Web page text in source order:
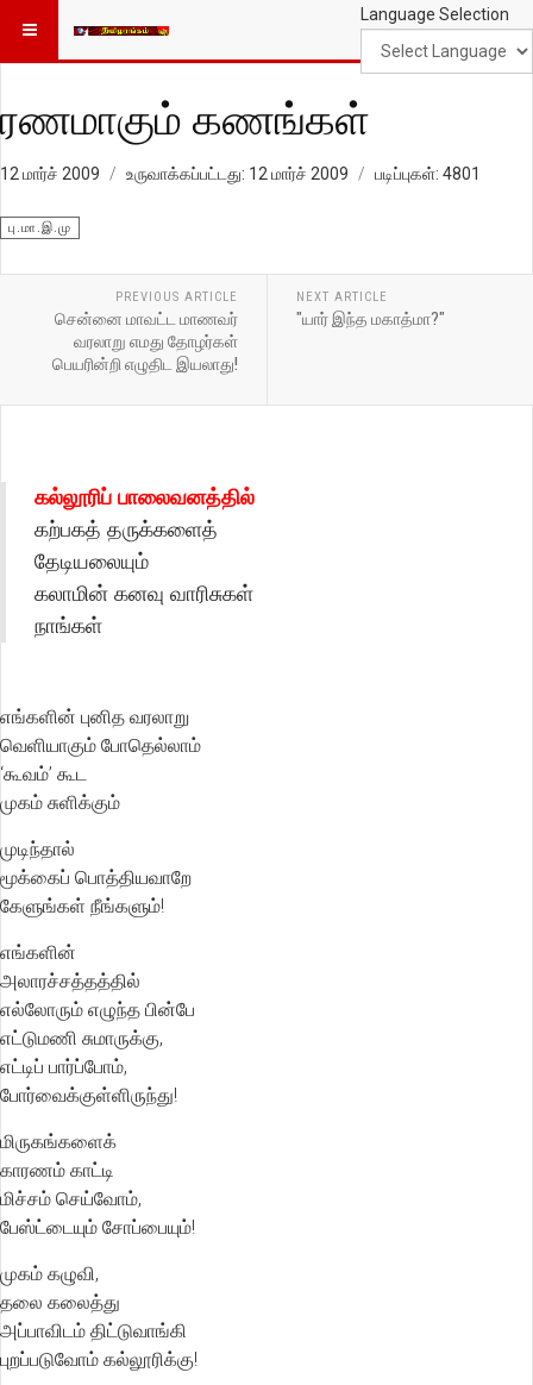
Language Selection
ரணமாகும் கணங்கள்
12 மார்ச் 2009 உருவாக்கப்பட்டது: 12 மார்ச் 2009 படிப்புகள்: 4801
பு.மா.இ.மு
PREVIOUS ARTICLE
சென்னை மாவட்ட மாணவர்
வரலாறு எமது தோழர்கள்
பெயரின்றி எழுதிட இயலாது!
NEXT ARTICLE
"யார் இந்த மகாத்மா?"
கல்லூரிப் பாலைவனத்தில்
கற்பகத் தருக்களைத்
தேடியலையும்
கலாமின் கனவு வாரிசுகள்
நாங்கள்
எங்களின் புனித வரலாறு
வெளியாகும் போதெல்லாம்
‘கூவம்’ கூட
முகம் சுளிக்கும்
முடிந்தால்
மூக்கைப் பொத்தியவாறே
கேளுங்கள் நீங்களும்!
எங்களின்
அலாரச்சத்தத்தில்
எல்லோரும் எழுந்த பின்பே
எட்டுமணி சுமாருக்கு,
எட்டிப் பார்ப்போம்,
போர்வைக்குள்ளிருந்து!
மிருகங்களைக்
காரணம் காட்டி
மிச்சம் செய்வோம்,
பேஸ்ட்டையும் சோப்பையும்!
முகம் கழுவி,
தலை கலைத்து
அப்பாவிடம் திட்டுவாங்கி
புறப்படுவோம் கல்லூரிக்கு!